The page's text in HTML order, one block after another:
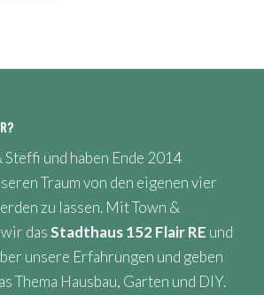
und haben Ende 2014
Traum von den eigenen vier
zu lassen. Mit Town &
dasStadthaus 152 Flair RE und
unsere Erfahrungen und geben
Thema Hausbau, Garten und DIY.